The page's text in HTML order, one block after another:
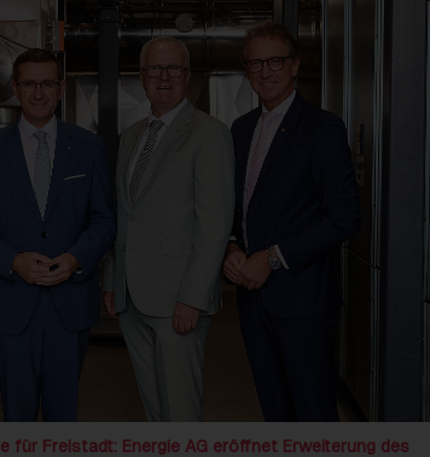
für Freistadt: Energie AG eröffnet Erweiterung des